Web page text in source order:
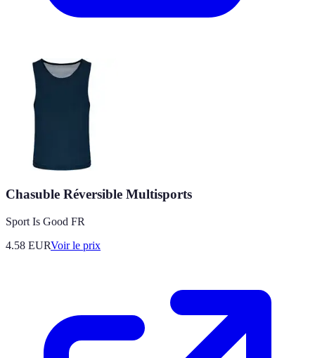
Chasuble Réversible Multisports
Sport Is Good FR
4.58 EURVoir le prix